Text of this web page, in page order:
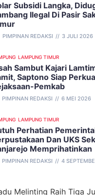
Subsidi Langka,
Ilegal Di Pasir
PIMPINAN REDAKSI 3 JULI 2026
LAMPUNG TIMUR
Sambut Kajari
Saptono Siap
Pemkab
PIMPINAN REDAKSI 6 MEI 2026
LAMPUNG TIMUR
Perhatian
Dan UKS
Memprihatinkan
PIMPINAN REDAKSI 4